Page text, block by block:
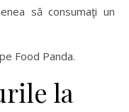
să consumaţi un
Food Panda.
la